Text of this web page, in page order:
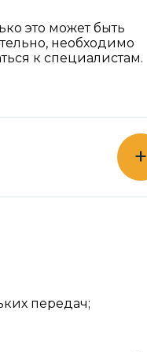
это может быть
необходимо
к специалистам.
+
передач;